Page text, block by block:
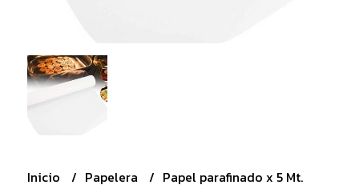
Inicio Papelera Papel parafinado x 5 Mt.